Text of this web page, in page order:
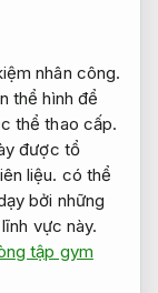
nhân công.
thể hình để
thể thao cấp.
được tổ
liệu. có thể
bởi những
vực này.
tập gym